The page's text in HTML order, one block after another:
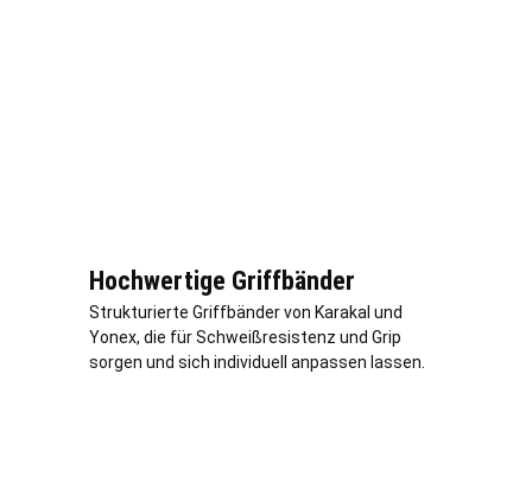
Hochwertige Griffbänder
Strukturierte Griffbänder von Karakal und
Yonex, die für Schweißresistenz und Grip
sorgen und sich individuell anpassen lassen.